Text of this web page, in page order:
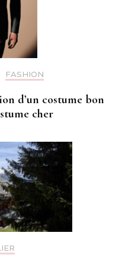
FASHION
d’un costume bon
cher